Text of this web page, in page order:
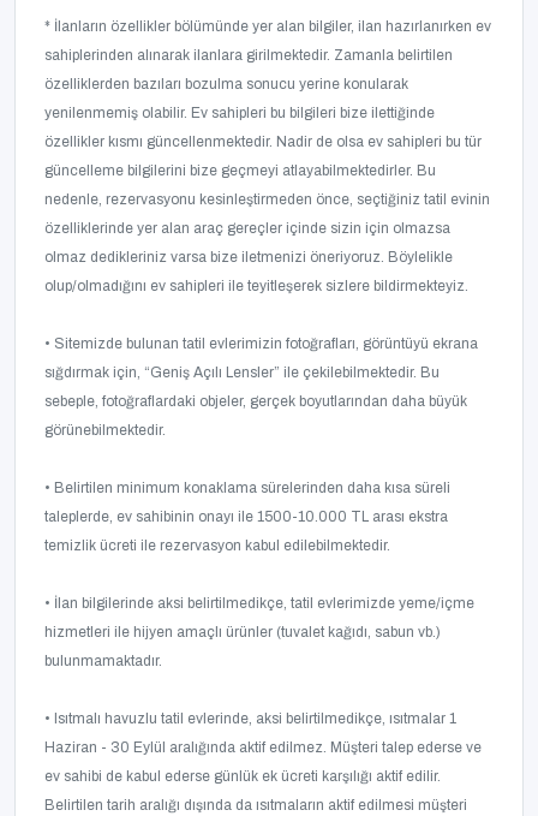
* İlanların özellikler bölümünde yer alan bilgiler, ilan hazırlanırken ev
sahiplerinden alınarak ilanlara girilmektedir. Zamanla belirtilen
özelliklerden bazıları bozulma sonucu yerine konularak
yenilenmemiş olabilir. Ev sahipleri bu bilgileri bize ilettiğinde
özellikler kısmı güncellenmektedir. Nadir de olsa ev sahipleri bu tür
güncelleme bilgilerini bize geçmeyi atlayabilmektedirler. Bu
nedenle, rezervasyonu kesinleştirmeden önce, seçtiğiniz tatil evinin
özelliklerinde yer alan araç gereçler içinde sizin için olmazsa
olmaz dedikleriniz varsa bize iletmenizi öneriyoruz. Böylelikle
olup/olmadığını ev sahipleri ile teyitleşerek sizlere bildirmekteyiz.
• Sitemizde bulunan tatil evlerimizin fotoğrafları, görüntüyü ekrana
sığdırmak için, “Geniş Açılı Lensler” ile çekilebilmektedir. Bu
sebeple, fotoğraflardaki objeler, gerçek boyutlarından daha büyük
görünebilmektedir.
• Belirtilen minimum konaklama sürelerinden daha kısa süreli
taleplerde, ev sahibinin onayı ile 1500-10.000 TL arası ekstra
temizlik ücreti ile rezervasyon kabul edilebilmektedir.
• İlan bilgilerinde aksi belirtilmedikçe, tatil evlerimizde yeme/içme
hizmetleri ile hijyen amaçlı ürünler (tuvalet kağıdı, sabun vb.)
bulunmamaktadır.
• Isıtmalı havuzlu tatil evlerinde, aksi belirtilmedikçe, ısıtmalar 1
Haziran - 30 Eylül aralığında aktif edilmez. Müşteri talep ederse ve
ev sahibi de kabul ederse günlük ek ücreti karşılığı aktif edilir.
Belirtilen tarih aralığı dışında da ısıtmaların aktif edilmesi müşteri